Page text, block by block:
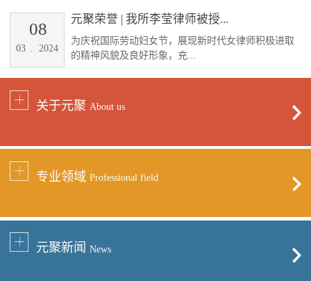
元聚荣誉 | 我所李莹律师被授...
为庆祝国际劳动妇女节，展现新时代女律师积极进取
的精神风貌及良好形象，充...
03 2024
08
关于元聚 About us
专业领域 Professional field
元聚新闻 News